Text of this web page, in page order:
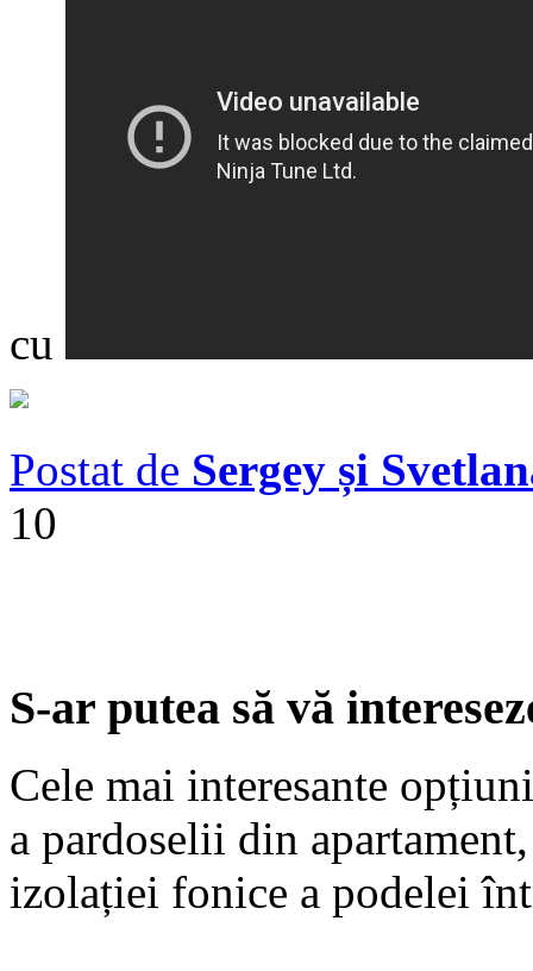
cu
Postat de Sergey și
10
S-ar putea să vă
Cele mai interesante
a pardoselii din
izolației fonice a podelei